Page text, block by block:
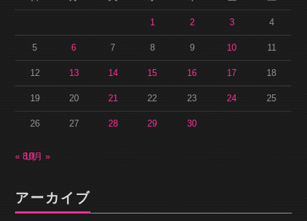
1 2 3 4
5 6 7 8 9 10 11
12 13 14 15 16 17 18
19 20 21 22 23 24 25
26 27 28 29 30
« 8月
10月 »
アーカイブ